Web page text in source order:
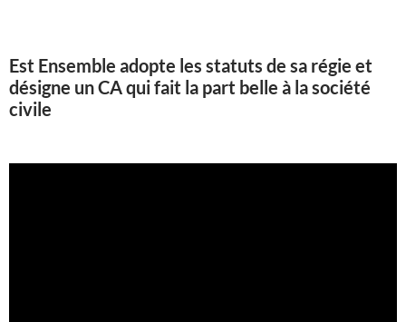
Est Ensemble adopte les statuts de sa régie et
désigne un CA qui fait la part belle à la société
civile